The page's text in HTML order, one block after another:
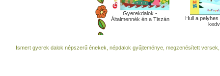
Gyerekdalok -
Általmennék én a Tiszán
Hull a
Ismert gyerek dalok népszerű énekek, népdalok gyűjteménye, megzenésített